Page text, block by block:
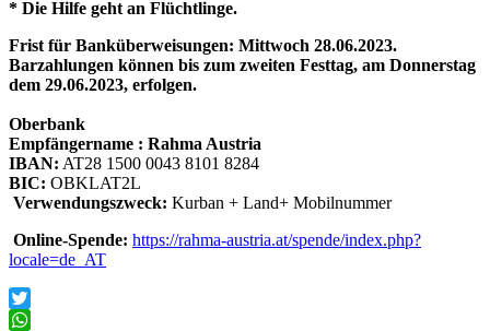
* Die Hilfe geht an Flüchtlinge.
Frist für Banküberweisungen: Mittwoch 28.06.2023.
Barzahlungen können bis zum zweiten Festtag, am Donnerstag
dem 29.06.2023, erfolgen.
Oberbank
Empfängername : Rahma Austria
IBAN: AT28 1500 0043 8101 8284
BIC: OBKLAT2L
Verwendungszweck: Kurban + Land+ Mobilnummer
Online-Spende: https://rahma-austria.at/spende/index.php?
locale=de_AT
Twitter